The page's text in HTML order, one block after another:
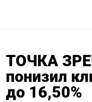
ТОЧКА
понизил
до 16,50%